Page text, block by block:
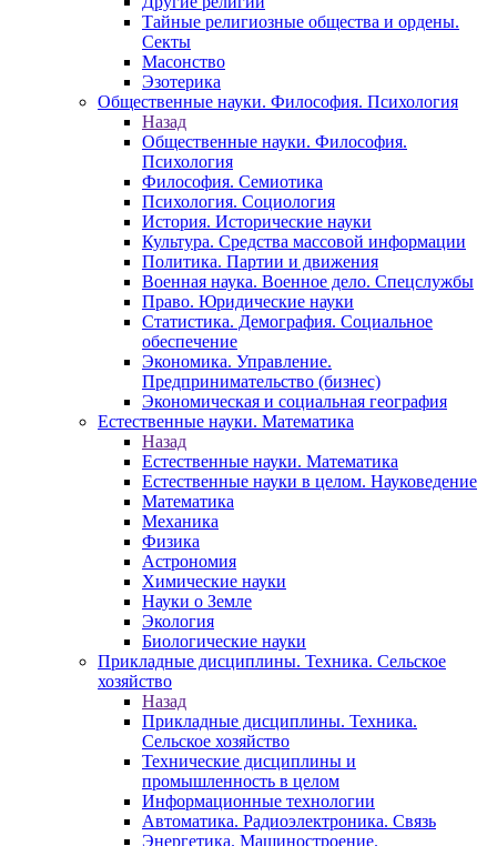
Тайные религиозные общества и ордены.
Секты
Масонство
Эзотерика
Общественные науки. Философия. Психология
Назад
Общественные науки. Философия.
Психология
Философия. Семиотика
Психология. Социология
История. Исторические науки
Культура. Средства массовой информации
Политика. Партии и движения
Военная наука. Военное дело. Спецслужбы
Право. Юридические науки
Статистика. Демография. Социальное
обеспечение
Экономика. Управление.
Предпринимательство (бизнес)
Экономическая и социальная география
Естественные науки. Математика
Назад
Естественные науки. Математика
Естественные науки в целом. Науковедение
Математика
Механика
Физика
Астрономия
Химические науки
Науки о Земле
Экология
Биологические науки
Прикладные дисциплины. Техника. Сельское
хозяйство
Назад
Прикладные дисциплины. Техника.
Сельское хозяйство
Технические дисциплины и
промышленность в целом
Информационные технологии
Автоматика. Радиоэлектроника. Связь
Энергетика. Машиностроение.